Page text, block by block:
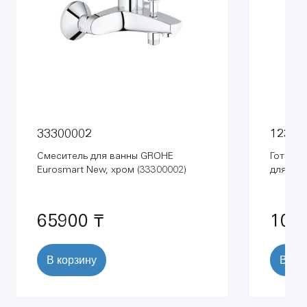
33300002
Смеситель для ванны GROHE
Eurosmart New, хром (33300002)
65900 ₸
В корзину
для
В